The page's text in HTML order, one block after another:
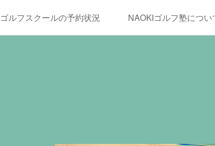
ゴルフスクールの予約状況 NAOKIゴルフ塾につい